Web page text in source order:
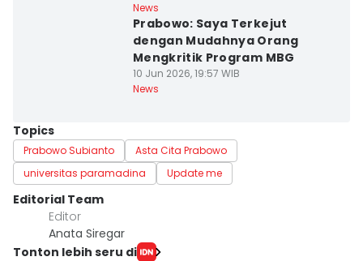
News
Prabowo: Saya Terkejut
dengan Mudahnya Orang
Mengkritik Program MBG
10 Jun 2026, 19:57 WIB
News
Topics
Prabowo Subianto
Asta Cita Prabowo
universitas paramadina
Update me
Editorial Team
Editor
Anata Siregar
Tonton lebih seru di